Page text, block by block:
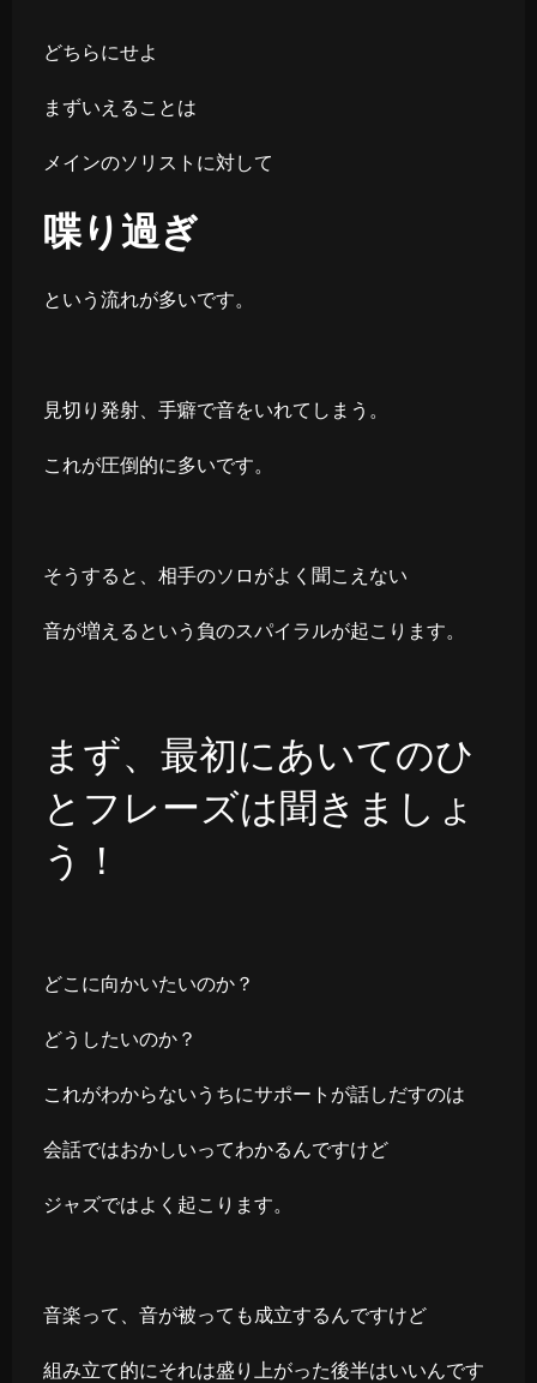
どちらにせよ
まずいえることは
メインのソリストに対して
喋り過ぎ
という流れが多いです。
見切り発射、手癖で音をいれてしまう。
これが圧倒的に多いです。
そうすると、相手のソロがよく聞こえない
音が増えるという負のスパイラルが起こります。
まず、最初にあいてのひ
とフレーズは聞きましょ
う！
どこに向かいたいのか？
どうしたいのか？
これがわからないうちにサポートが話しだすのは
会話ではおかしいってわかるんですけど
ジャズではよく起こります。
音楽って、音が被っても成立するんですけど
組み立て的にそれは盛り上がった後半はいいんです